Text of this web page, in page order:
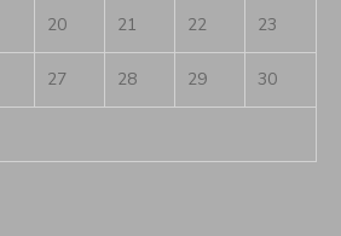
20 21 22 23
27 28 29 30